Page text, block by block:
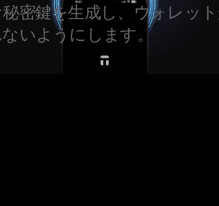
密鍵を生成し、ウォレッ
いようにします。